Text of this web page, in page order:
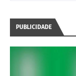
PUBLICIDADE